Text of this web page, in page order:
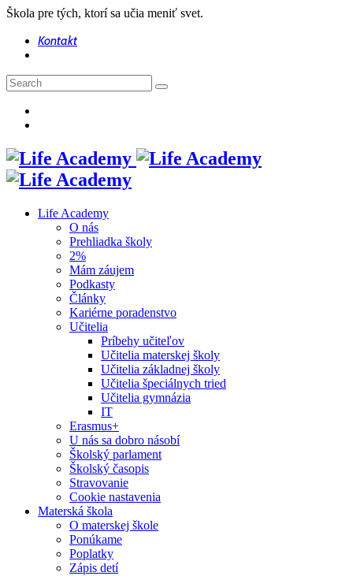
Škola pre tých, ktorí sa učia meniť svet.
Kontakt
Life Academy
O nás
Prehliadka školy
2%
Mám záujem
Podkasty
Články
Kariérne poradenstvo
Učitelia
Príbehy učiteľov
Učitelia materskej školy
Učitelia základnej školy
Učitelia špeciálnych tried
Učitelia gymnázia
IT
Erasmus+
U nás sa dobro násobí
Školský parlament
Školský časopis
Stravovanie
Cookie nastavenia
Materská škola
O materskej škole
Ponúkame
Poplatky
Zápis detí